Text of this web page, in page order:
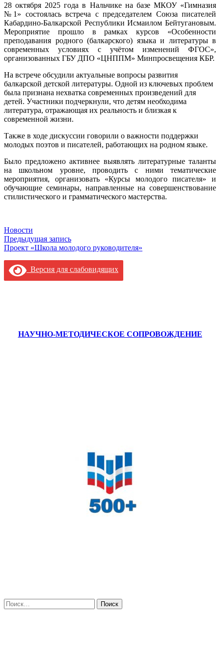
28 октября 2025 года в Нальчике на базе МКОУ «Гимназия
№1» состоялась встреча с председателем Союза писателей
Кабардино-Балкарской Республики Исмаилом Бейтугановым.
Мероприятие прошло в рамках курсов «Особенности
преподавания родного (балкарского) языка и литературы в
современных условиях с учётом изменений ФГОС»,
организованных ГБУ ДПО «ЦНППМ» Минпросвещения КБР.
На встрече обсудили актуальные вопросы развития
балкарской детской литературы. Одной из ключевых проблем
была признана нехватка современных произведений для
детей. Участники подчеркнули, что детям необходима
литература, отражающая их реальность и близкая к
современной жизни.
Также в ходе дискуссии говорили о важности поддержки
молодых поэтов и писателей, работающих на родном языке.
Было предложено активнее выявлять литературные таланты
на школьном уровне, проводить с ними тематические
мероприятия, организовать «Курсы молодого писателя» и
обучающие семинары, направленные на совершенствование
стилистического и грамматического мастерства.
Новости
Навигация
по
записям
Предыдущая запись
Проект «Школа молодого руководителя»
Версия для слабовидящих
НАУЧНО-МЕТОДИЧЕСКОЕ СОПРОВОЖДЕНИЕ
Искать: